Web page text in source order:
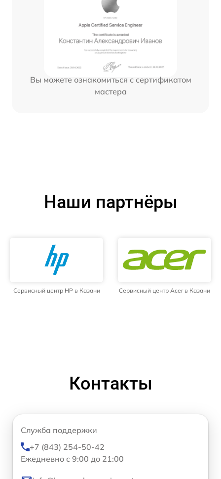
Вы можете ознакомиться с сертификатом
мастера
Наши партнёры
Сервисный центр HP в Казани Сервисный центр Acer в Казани
Контакты
Служба поддержки
+7 (843) 254-50-42
Ежедневно с 9:00 до 21:00